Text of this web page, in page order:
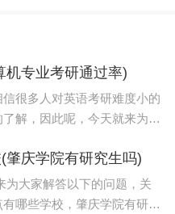
机专业考研通过率)
很多人对英语考研难度小的
解，因此呢，今天就来为大
题知识，还望可以帮助大
困惑，下面一起来看看吧
肇庆学院有研究生吗)
为大家解答以下的问题，关
哪些学校，肇庆学院有研究